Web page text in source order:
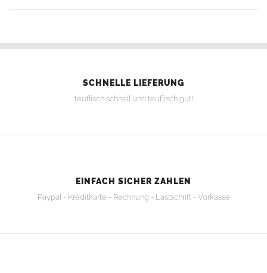
SCHNELLE LIEFERUNG
teuflisch schnell und teuflisch gut!
EINFACH SICHER ZAHLEN
Paypal - Kreditkarte - Rechnung - Lastschrift - Vorkasse